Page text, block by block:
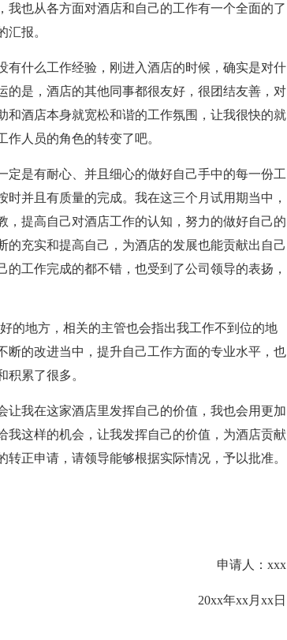
也从各方面对酒店和自己的工作有一个全面的了
报。
什么工作经验，刚进入酒店的时候，确实是对什
是，酒店的其他同事都很友好，很团结友善，对
酒店本身就宽松和谐的工作氛围，让我很快的就
人员的角色的转变了吧。
是有耐心、并且细心的做好自己手中的每一份工
并且有质量的完成。我在这三个月试用期当中，
提高自己对酒店工作的认知，努力的做好自己的
充实和提高自己，为酒店的发展也能贡献出自己
工作完成的都不错，也受到了公司领导的表扬，
地方，相关的主管也会指出我工作不到位的地
的改进当中，提升自己工作方面的专业水平，也
累了很多。
我在这家酒店里发挥自己的价值，我也会用更加
这样的机会，让我发挥自己的价值，为酒店贡献
正申请，请领导能够根据实际情况，予以批准。
申请人：xxx
20xx年xx月xx日